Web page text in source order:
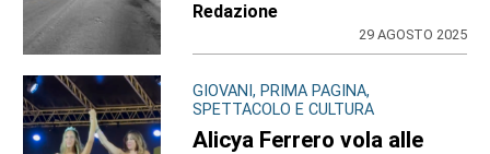
Redazione
29 AGOSTO 2025
GIOVANI, PRIMA PAGINA,
SPETTACOLO E CULTURA
Alicya Ferrero vola alle